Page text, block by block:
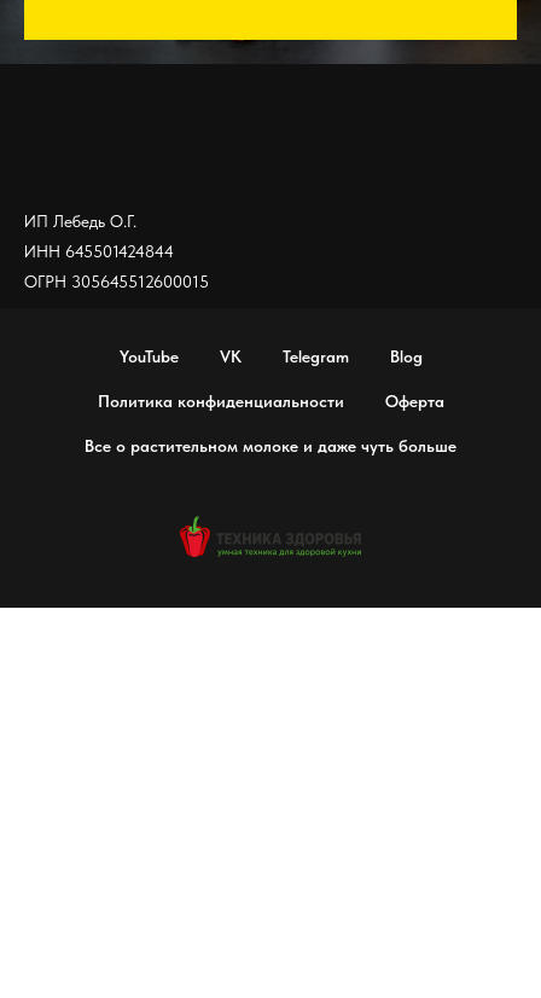
ИП Лебедь О.Г.
ИНН 645501424844
ОГРН 305645512600015
YouTube VK Telegram Blog
Политика конфиденциальности Оферта
Все о растительном молоке и даже чуть больше
© Техника Здоровья